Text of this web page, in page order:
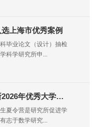
上海市优秀案例
毕业论文（设计）抽检
科学研究所申...
上海科技大学数学科学研究所2026年优秀大学生夏令营报名启动！
夏令营是研究所促进学
志于数学研究...